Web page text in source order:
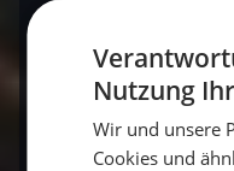
natürlichen
unseremGreen
Unterstütze
Beteilige dich
oder
Nutzung
Wir und unsere
Cookies und